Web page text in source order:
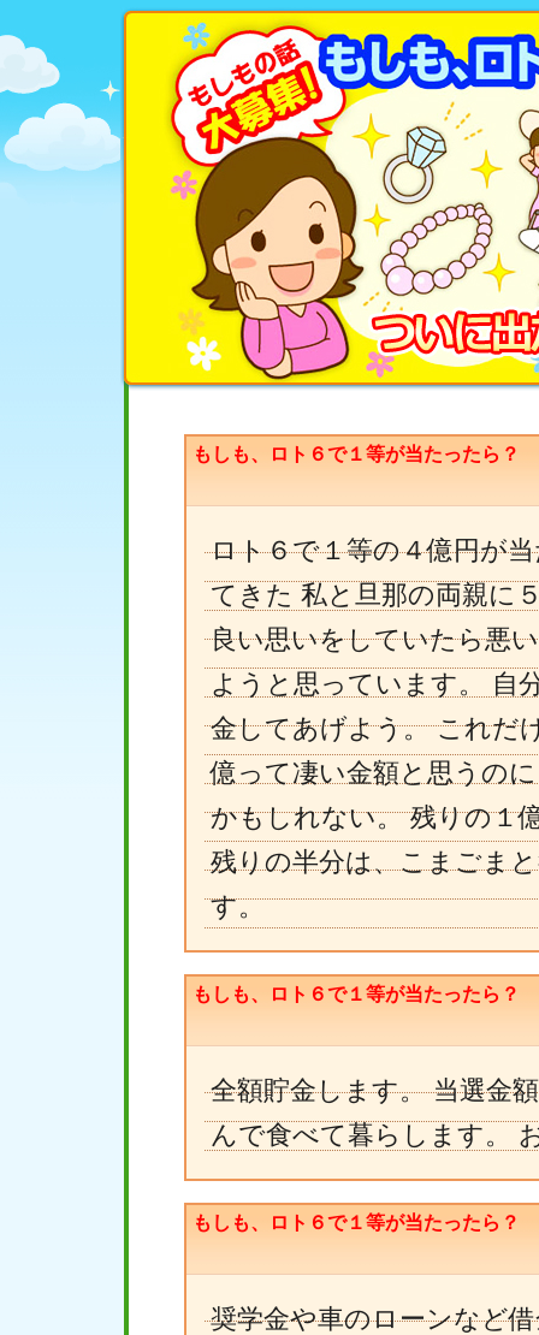
もしも、ロト６で１等が当たったら？
ロト６で１等の４億円が
てきた 私と旦那の両親に
良い思いをしていたら悪
ようと思っています。 自
金してあげよう。 これだ
億って凄い金額と思うの
かもしれない。 残りの１
残りの半分は、こまごま
す。
もしも、ロト６で１等が当たったら？
全額貯金します。 当選金
んで食べて暮らします。
もしも、ロト６で１等が当たったら？
奨学金や車のローンなど